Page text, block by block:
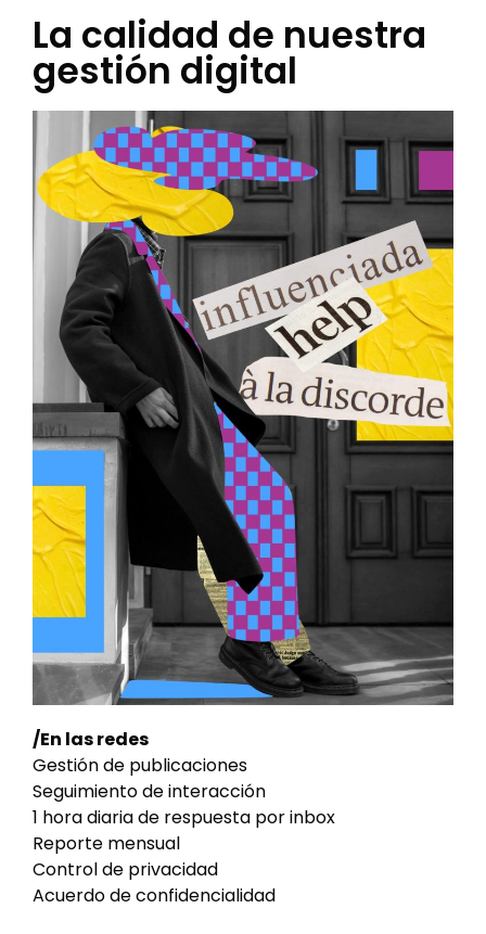
La calidad de nuestra
gestión digital
/En las redes
Gestión de publicaciones
Seguimiento de interacción
1 hora diaria de respuesta por inbox
Reporte mensual
Control de privacidad
Acuerdo de confidencialidad